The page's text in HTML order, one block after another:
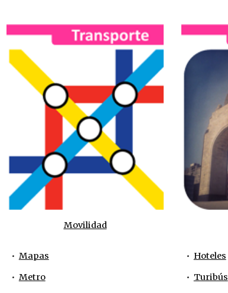
Movilidad
• Mapas
• Metro
• Hoteles
• Turibús